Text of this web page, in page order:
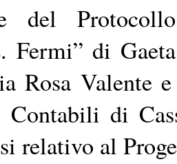
del
Fermi” di
Rosa Valente
di
relativo al